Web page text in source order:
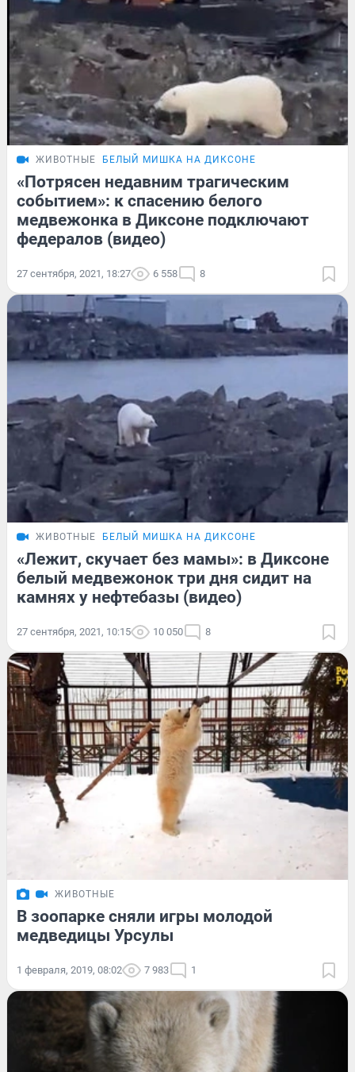
ЖИВОТНЫЕ БЕЛЫЙ МИШКА НА ДИКСОНЕ
«Потрясен недавним трагическим
событием»: к спасению белого
медвежонка в Диксоне подключают
федералов (видео)
27 сентября, 2021, 18:27 6 558 8
ЖИВОТНЫЕ БЕЛЫЙ МИШКА НА ДИКСОНЕ
«Лежит, скучает без мамы»: в Диксоне
белый медвежонок три дня сидит на
камнях у нефтебазы (видео)
27 сентября, 2021, 10:15 10 050 8
ЖИВОТНЫЕ
В зоопарке сняли игры молодой
медведицы Урсулы
1 февраля, 2019, 08:02 7 983 1